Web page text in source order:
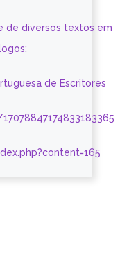
de diversos textos em
de Escritores